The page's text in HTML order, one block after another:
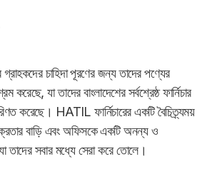
গ্রাহকদের চাহিদা পূরণের জন্য তাদের পণ্যের
যা তাদের বাংলাদেশের সর্বশ্রেষ্ঠ ফার্নিচার
করেছে। HATIL ফার্নিচারের একটি বৈচিত্র্যময়
বাড়ি এবং অফিসকে একটি অনন্য ও
তাদের সবার মধ্যে সেরা করে তোলে।